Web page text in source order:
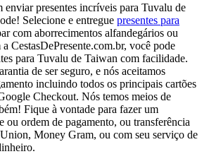
enviar presentes incríveis para Tuvalu de
Selecione e entregue presentes para
com aborrecimentos alfandegários ou
CestasDePresente.com.br, você pode
para Tuvalu de Taiwan com facilidade.
de ser seguro, e nós aceitamos
incluindo todos os principais cartões
Checkout. Nós temos meios de
Fique à vontade para fazer um
ou ordem de pagamento, ou transferência
Money Gram, ou com seu serviço de